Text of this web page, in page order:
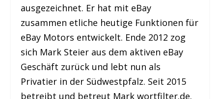
ausgezeichnet. Er hat mit eBay
zusammen etliche heutige Funktionen für
eBay Motors entwickelt. Ende 2012 zog
sich Mark Steier aus dem aktiven eBay
Geschäft zurück und lebt nun als
Privatier in der Südwestpfalz. Seit 2015
betreibt und betreut Mark wortfilter.de.